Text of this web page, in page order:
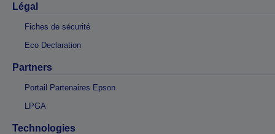
Légal
Fiches de sécurité
Eco Declaration
Partners
Portail Partenaires Epson
LPGA
Technologies